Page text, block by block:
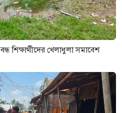
শিক্ষার্থীদের খেলাধুলা সমাবেশ